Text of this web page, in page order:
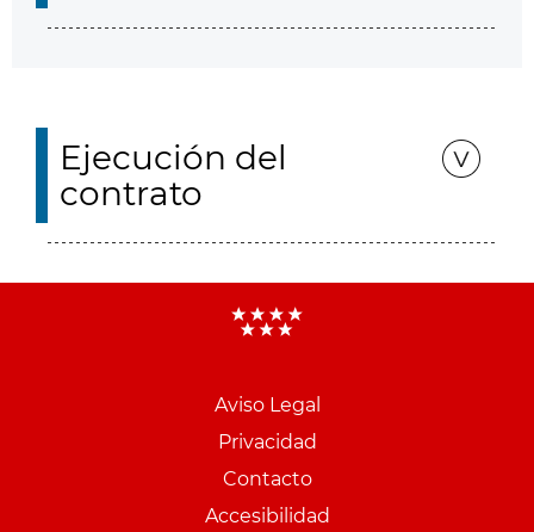
Ejecución del
contrato
Aviso Legal
Privacidad
Contacto
Accesibilidad